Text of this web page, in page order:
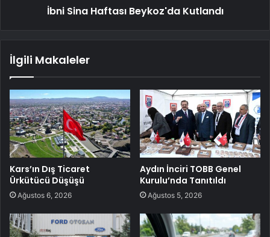
İbni Sina Haftası Beykoz'da Kutlandı
İlgili Makaleler
Kars’ın Dış Ticaret
Ürkütücü Düşüşü
Ağustos 6, 2026
Aydın İnciri TOBB Genel
Kurulu’nda Tanıtıldı
Ağustos 5, 2026